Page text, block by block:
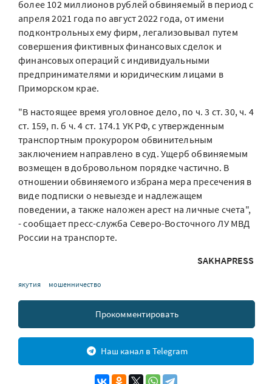
более 102 миллионов рублей обвиняемый в период с
апреля 2021 года по август 2022 года, от имени
подконтрольных ему фирм, легализовывал путем
совершения фиктивных финансовых сделок и
финансовых операций с индивидуальными
предпринимателями и юридическим лицами в
Приморском крае.
"В настоящее время уголовное дело, по ч. 3 ст. 30, ч. 4
ст. 159, п. б ч. 4 ст. 174.1 УК РФ, с утвержденным
транспортным прокурором обвинительным
заключением направлено в суд. Ущерб обвиняемым
возмещен в добровольном порядке частично. В
отношении обвиняемого избрана мера пресечения в
виде подписки о невыезде и надлежащем
поведении, а также наложен арест на личные счета",
- сообщает пресс-служба Северо-Восточного ЛУ МВД
России на транспорте.
SAKHAPRESS
якутия мошенничество
Прокомментировать
Наш канал в Telegram